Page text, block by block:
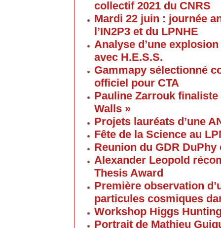
collectif 2021 du CNRS
Mardi 22 juin : journée
l’IN2P3 et du LPNHE
Analyse d’une
avec H.E.S.S.
Gammapy sélectionné
officiel pour CTA
Pauline Zarrouk
Walls »
Projets lauréats d’une
Fête de la Science au
Reunion du GDR DuPhy
Alexander Leopold
Thesis Award
Première observation
particules cosmiques
Workshop Higgs
Portrait de Mathieu